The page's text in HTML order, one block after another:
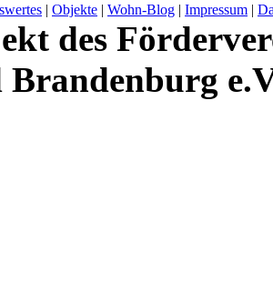
| Objekte | Wohn-Blog | Impressum |
des